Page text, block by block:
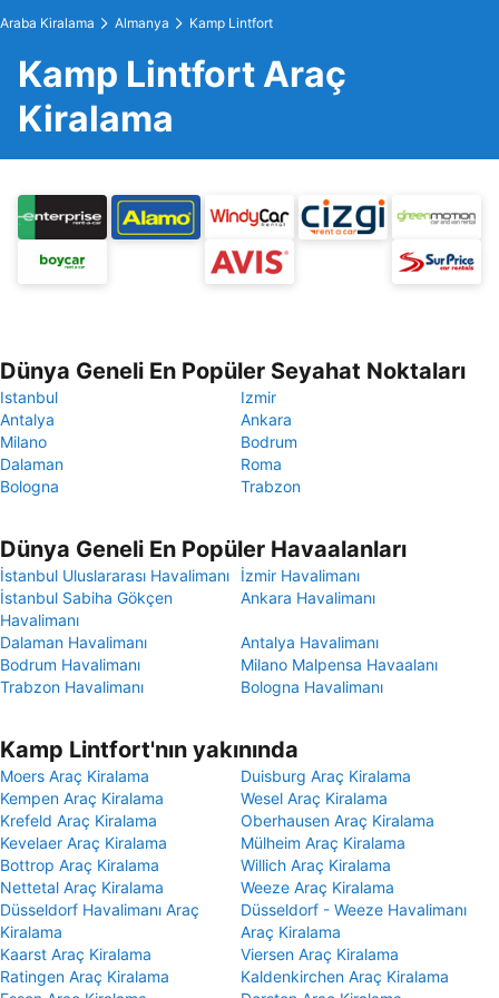
Araba Kiralama Almanya Kamp Lintfort
Kamp Lintfort Araç
Kiralama
Dünya Geneli En Popüler Seyahat Noktaları
Istanbul
Izmir
Antalya
Ankara
Milano
Bodrum
Dalaman
Roma
Bologna
Trabzon
Dünya Geneli En Popüler Havaalanları
İstanbul Uluslararası Havalimanı
İzmir Havalimanı
İstanbul Sabiha Gökçen
Havalimanı
Ankara Havalimanı
Dalaman Havalimanı
Antalya Havalimanı
Bodrum Havalimanı
Milano Malpensa Havaalanı
Trabzon Havalimanı
Bologna Havalimanı
Kamp Lintfort'nın yakınında
Moers Araç Kiralama
Duisburg Araç Kiralama
Kempen Araç Kiralama
Wesel Araç Kiralama
Krefeld Araç Kiralama
Oberhausen Araç Kiralama
Kevelaer Araç Kiralama
Mülheim Araç Kiralama
Bottrop Araç Kiralama
Willich Araç Kiralama
Nettetal Araç Kiralama
Weeze Araç Kiralama
Düsseldorf Havalimanı Araç
Kiralama
Düsseldorf - Weeze Havalimanı
Araç Kiralama
Kaarst Araç Kiralama
Viersen Araç Kiralama
Ratingen Araç Kiralama
Kaldenkirchen Araç Kiralama